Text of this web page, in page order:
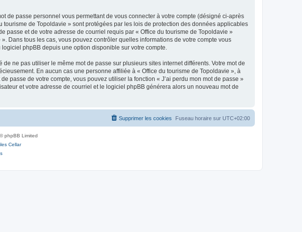
de passe personnel vous permettant de vous connecter à votre compte (désigné ci-après
de Topoldavie » sont protégées par les lois de protection des données applicables
passe et de votre adresse de courriel requis par « Office du tourisme de Topoldavie »
Dans tous les cas, vous pouvez contrôler quelles informations de votre compte vous
phpBB depuis une option disponible sur votre compte.
ne pas utiliser le même mot de passe sur plusieurs sites internet différents. Votre mot de
En aucun cas une personne affiliée à « Office du tourisme de Topoldavie », à
passe de votre compte, vous pouvez utiliser la fonction « J’ai perdu mon mot de passe »
et votre adresse de courriel et le logiciel phpBB générera alors un nouveau mot de
Fuseau horaire sur UTC+02:00
Supprimer les cookies
phpBB Limited
Cellar